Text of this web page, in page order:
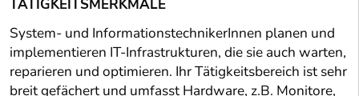
TÄTIGKEITSMERKMALE
System- und InformationstechnikerInnen planen und
implementieren IT-Infrastrukturen, die sie auch warten,
reparieren und optimieren. Ihr Tätigkeitsbereich ist sehr
breit gefächert und umfasst Hardware, z.B. Monitore,